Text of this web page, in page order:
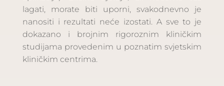
lagati, morate biti uporni, svakodnevno je
nanositi i rezultati neće izostati. A sve to je
dokazano i brojnim rigoroznim kliničkim
studijama provedenim u poznatim svjetskim
kliničkim centrima.